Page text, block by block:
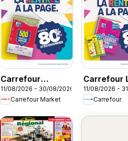
Carrefour
Market Rentrée
des classes 3
11/08/2026 - 30/08/2026
Carrefour Market
Carrefour
la plage, la
rentrée à la
11/08/2026 -
Carrefour